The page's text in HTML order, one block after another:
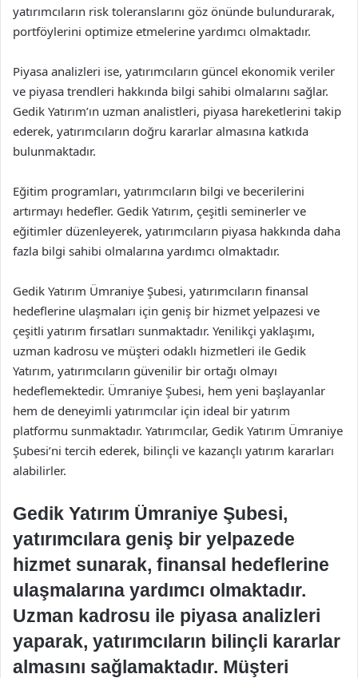
yatırımcıların risk toleranslarını göz önünde bulundurarak,
portföylerini optimize etmelerine yardımcı olmaktadır.
Piyasa analizleri ise, yatırımcıların güncel ekonomik veriler
ve piyasa trendleri hakkında bilgi sahibi olmalarını sağlar.
Gedik Yatırım’ın uzman analistleri, piyasa hareketlerini takip
ederek, yatırımcıların doğru kararlar almasına katkıda
bulunmaktadır.
Eğitim programları, yatırımcıların bilgi ve becerilerini
artırmayı hedefler. Gedik Yatırım, çeşitli seminerler ve
eğitimler düzenleyerek, yatırımcıların piyasa hakkında daha
fazla bilgi sahibi olmalarına yardımcı olmaktadır.
Gedik Yatırım Ümraniye Şubesi, yatırımcıların finansal
hedeflerine ulaşmaları için geniş bir hizmet yelpazesi ve
çeşitli yatırım fırsatları sunmaktadır. Yenilikçi yaklaşımı,
uzman kadrosu ve müşteri odaklı hizmetleri ile Gedik
Yatırım, yatırımcıların güvenilir bir ortağı olmayı
hedeflemektedir. Ümraniye Şubesi, hem yeni başlayanlar
hem de deneyimli yatırımcılar için ideal bir yatırım
platformu sunmaktadır. Yatırımcılar, Gedik Yatırım Ümraniye
Şubesi’ni tercih ederek, bilinçli ve kazançlı yatırım kararları
alabilirler.
Gedik Yatırım Ümraniye Şubesi,
yatırımcılara geniş bir yelpazede
hizmet sunarak, finansal hedeflerine
ulaşmalarına yardımcı olmaktadır.
Uzman kadrosu ile piyasa analizleri
yaparak, yatırımcıların bilinçli kararlar
almasını sağlamaktadır. Müşteri